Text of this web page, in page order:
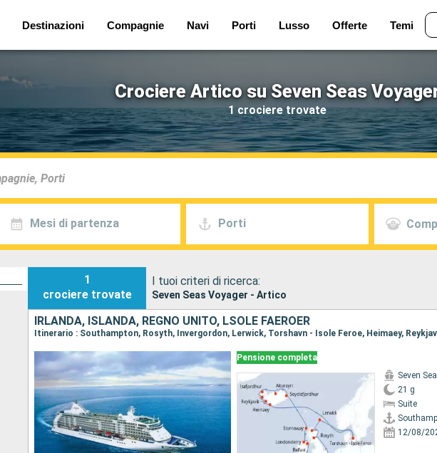
Destinazioni Compagnie Navi Porti Lusso Offerte Temi
Crociere Artico su Seven Seas
1 crociere trovate
Mesi di partenza Porti
1
crociere trovate
I tuoi criteri di ricerca:
Seven Seas Voyager - Artico
IRLANDA, ISLANDA, REGNO UNITO, LSOLE FAERÖER
Pensione completa
Seven
21 g
Suite
12/08/